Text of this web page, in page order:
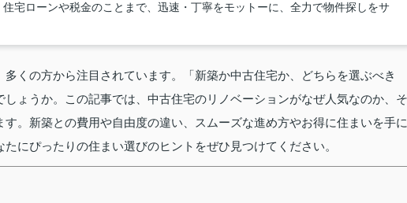
宅ローンや税金のことまで、迅速・丁寧をモットーに、全力で物件探しをサ
くの方から注目されています。「新築か中古住宅か、どちらを選ぶべき
ょうか。この記事では、中古住宅のリノベーションがなぜ人気なのか、そ
。新築との費用や自由度の違い、スムーズな進め方やお得に住まいを手に
にぴったりの住まい選びのヒントをぜひ見つけてください。